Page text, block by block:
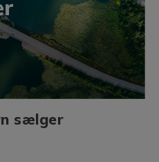
sælger